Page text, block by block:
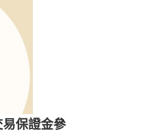
易保證金參